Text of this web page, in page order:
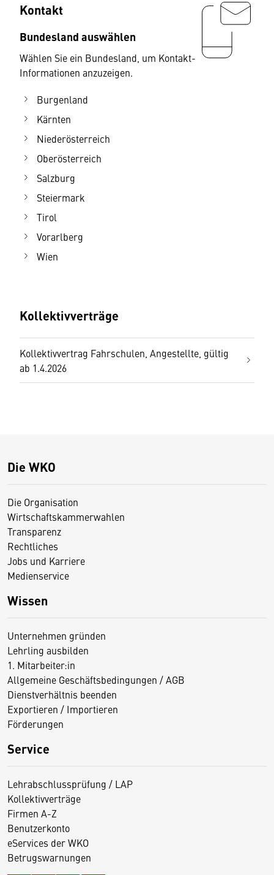
Kontakt
Bundesland auswählen
Wählen Sie ein Bundesland, um Kontakt-
Informationen anzuzeigen.
Burgenland
Kärnten
Niederösterreich
Oberösterreich
Salzburg
Steiermark
Tirol
Vorarlberg
Wien
Kollektivverträge
Kollektivvertrag Fahrschulen, Angestellte, gültig
ab 1.4.2026
Die WKO
Die Organisation
Wirtschaftskammerwahlen
Transparenz
Rechtliches
Jobs und Karriere
Medienservice
Wissen
Unternehmen gründen
Lehrling ausbilden
1. Mitarbeiter:in
Allgemeine Geschäftsbedingungen / AGB
Dienstverhältnis beenden
Exportieren / Importieren
Förderungen
Service
Lehrabschlussprüfung / LAP
Kollektivverträge
Firmen A-Z
Benutzerkonto
eServices der WKO
Betrugswarnungen